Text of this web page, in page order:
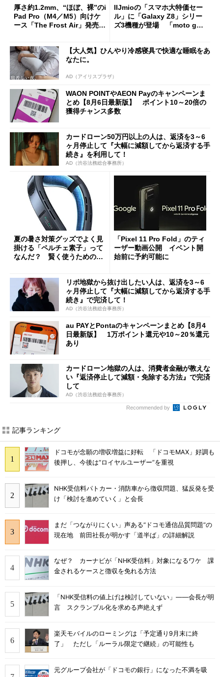
厚さ約1.2mm、“ほぼ、裸”のi
Pad Pro（M4／M5）向けケ
ース「The Frost Air」発売
IIJmioの「スマホ大特価セー
ル」に「Galaxy Z8」シリー
ズ3機種が登場 「moto g37
【大人気】ひんやり冷感寝具で快適な睡眠をあ
なたに。
AD（アイリスプラザ）
WAON POINTやAEON Payのキャンペーンま
とめ【8月6日最新版】 ポイント10～20倍の
獲得チャンス多数
カードローン50万円以上の人は、返済を3～6
ヶ月停止して『大幅に減額してから返済する手
続き』を利用して！
AD（渋谷法務総合事務所）
夏の暑さ対策グッズでよく見
掛ける「ペルチェ素子」って
なんだ？ 賢く使うための注
「Pixel 11 Pro Fold」のティ
ーザー動画公開 イベント開
始前に予約可能に
リボ地獄から抜け出したい人は、返済を3～6
ヶ月停止して『大幅に減額してから返済する手
続き』で完済して！
AD（渋谷法務総合事務所）
au PAYとPontaのキャンペーンまとめ【8月4
日最新版】 1万ポイント還元や10～20％還元
あり
カードローン地獄の人は、消費者金融が教えな
い『返済停止して減額・免除する方法』で完済
して
AD（渋谷法務総合事務所）
Recommended by
記事ランキング
ドコモが念願の増収増益に好転 「ドコモMAX」好調も
後押し、今後は“ロイヤルユーザー”を重視
NHK受信料パトカー・消防車から徴収問題、猛反発を受
け「検討を進めていく」と会長
まだ「つながりにくい」声ある“ドコモ通信品質問題”の
現在地 前田社長が明かす「道半ば」の詳細解説
なぜ？ カーナビが「NHK受信料」対象になるワケ 課
金されるケースと徴収を免れる方法
「NHK受信料の値上げは検討していない」――会長が明
言 スクランブル化を求める声絶えず
楽天モバイルのローミングは「予定通り9月末に終
了」 ただし「ルーラル限定で継続」の可能性も
元グループ会社が「ドコモの銀行」になった不満を吸